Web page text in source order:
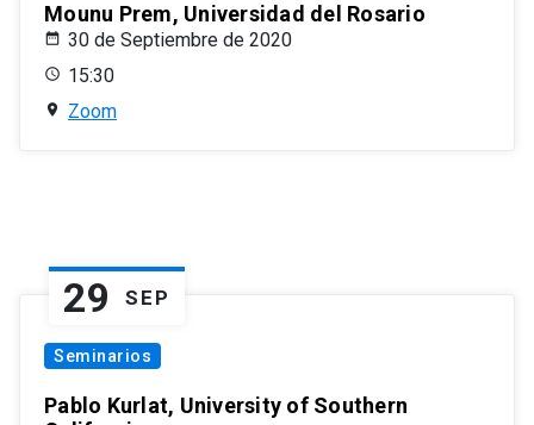
Mounu Prem, Universidad del Rosario
30 de Septiembre de 2020
15:30
Zoom
29 SEP
Seminarios
Pablo Kurlat, University of Southern